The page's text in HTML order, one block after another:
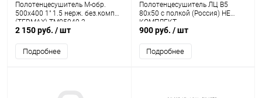
Полотенцесушитель M-обр.
500х400 1" 1.5 нерж. без.компл
(TERMAX) TM05040-2
2 150 руб. / шт
Подробнее
Полотенцесушитель ЛЦ В5
80х50 с полкой (Россия) НЕ
КОМПЛЕКТ
900 руб. / шт
Подробнее